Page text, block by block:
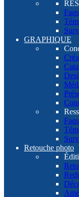
Faqs
GRAPHIQUE
Faqs
Retouche photo